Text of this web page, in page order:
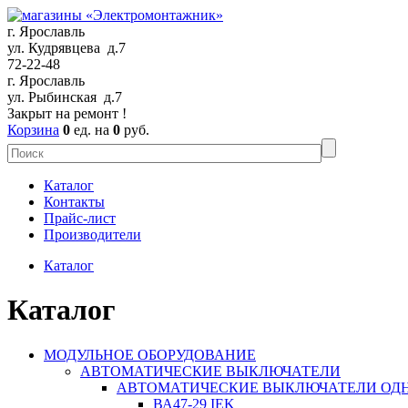
г. Ярославль
ул. Кудрявцева д.7
72-22-48
г. Ярославль
ул. Рыбинская д.7
Закрыт на ремонт !
Корзина 0 ед. на 0 руб.
Каталог
Контакты
Прайс-лист
Производители
Каталог
Каталог
МОДУЛЬНОЕ ОБОРУДОВАНИЕ
АВТОМАТИЧЕСКИЕ ВЫКЛЮЧАТЕЛИ
АВТОМАТИЧЕСКИЕ ВЫКЛЮЧАТЕЛИ
ВА47-29 IEK